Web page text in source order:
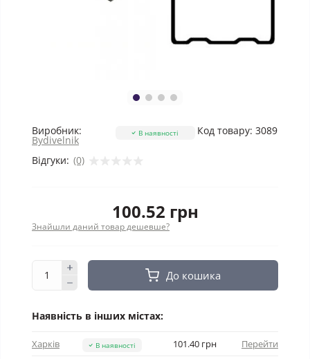
Виробник:
Bydivelnik
Код товару: 3089
Відгуки: (0)
В наявності
100.52 грн
Знайшли даний товар дешевше?
До кошика
Наявність в інших містах:
Харків В наявності 101.40 грн
Перейти